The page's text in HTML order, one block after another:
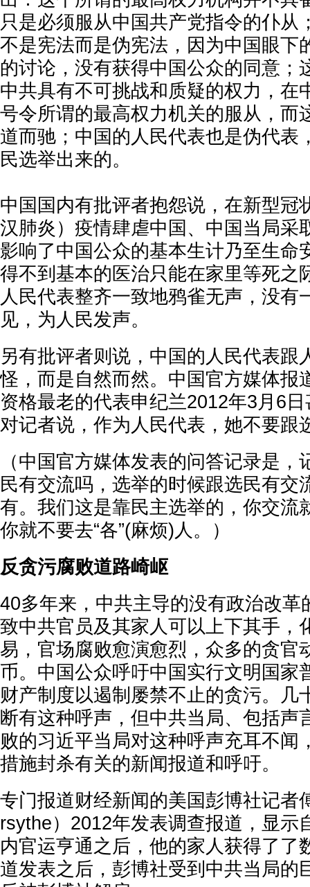
只是必须服从中国共产党指令的仆从
不是宪法而是伪宪法，因为中国眼下
的讨论，没有获得中国公众的同意；
中共具有不可挑战和质疑的权力，在
号令所谓的最高权力机关的服从，而
道而驰；中国的人民代表也是伪代表
民选举出来的。
中国国内有批评者抱怨说，在新型冠
汉肺炎）疫情肆虐中国、中国当局采
影响了中国公众的基本生计乃至生命
得不到基本的医治只能在家里等死之
人民代表整齐一致地鸦雀无声，没有
见，为人民发声。
另有批评者则说，中国的人民代表跟
怪，而是自然而然。中国官方媒体报
资格最老的代表申纪兰2012年3月6
对记者说，作为人民代表，她不要跟
（中国官方媒体发表的问答记录是
民有交流吗，选举的时候跟选民有交
有。我们这是靠民主选举的，你交流
你就不要去“各”(麻烦)人。）
反贪污腐败道路崎岖
40多年来，中共主导的没有政治改革
致中共官员及其家人可以上下其手，
易，官场腐败愈演愈烈，众多的贪官
币。中国公众呼吁中国实行文明国家
财产制度以遏制屡禁不止的贪污。几
断有这种呼声，但中共当局、包括声
败的习近平当局对这种呼声充耳不闻
措施封杀有关的新闻报道和呼吁。
专门报道财经新闻的美国彭博社记者
rsythe）2012年发表调查报道，显示
内官运亨通之后，他的家人获得了了
道发表之后，彭博社受到中共当局的